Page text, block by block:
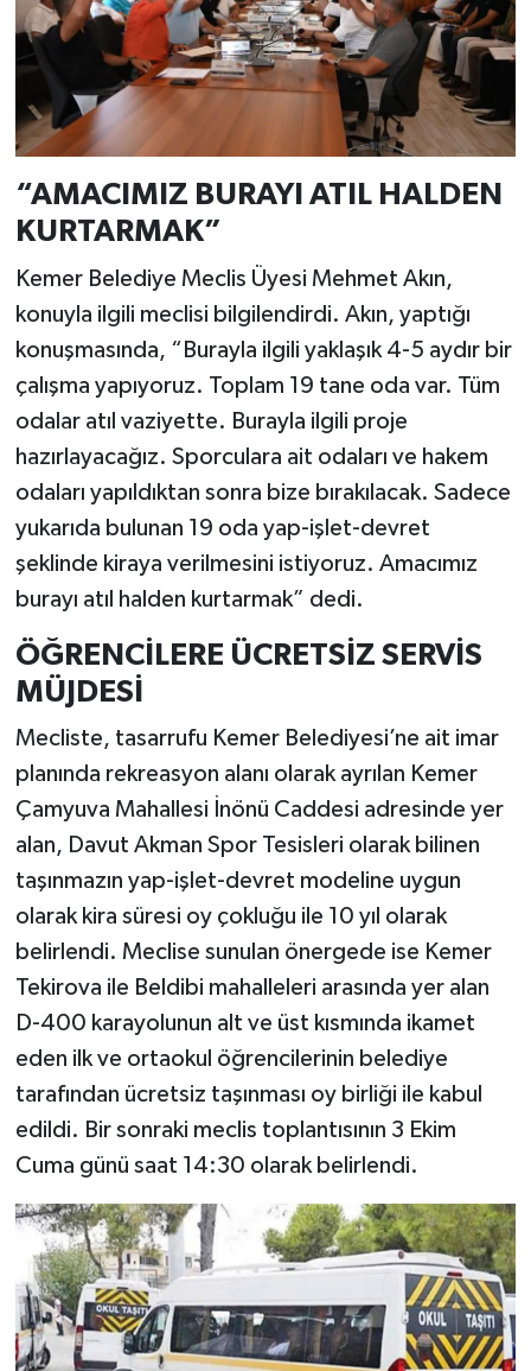
“AMACIMIZ BURAYI ATIL HALDEN
KURTARMAK”
Kemer Belediye Meclis Üyesi Mehmet Akın,
konuyla ilgili meclisi bilgilendirdi. Akın, yaptığı
konuşmasında, “Burayla ilgili yaklaşık 4-5 aydır bir
çalışma yapıyoruz. Toplam 19 tane oda var. Tüm
odalar atıl vaziyette. Burayla ilgili proje
hazırlayacağız. Sporculara ait odaları ve hakem
odaları yapıldıktan sonra bize bırakılacak. Sadece
yukarıda bulunan 19 oda yap-işlet-devret
şeklinde kiraya verilmesini istiyoruz. Amacımız
burayı atıl halden kurtarmak” dedi.
ÖĞRENCİLERE ÜCRETSİZ SERVİS
MÜJDESİ
Mecliste, tasarrufu Kemer Belediyesi’ne ait imar
planında rekreasyon alanı olarak ayrılan Kemer
Çamyuva Mahallesi İnönü Caddesi adresinde yer
alan, Davut Akman Spor Tesisleri olarak bilinen
taşınmazın yap-işlet-devret modeline uygun
olarak kira süresi oy çokluğu ile 10 yıl olarak
belirlendi. Meclise sunulan önergede ise Kemer
Tekirova ile Beldibi mahalleleri arasında yer alan
D-400 karayolunun alt ve üst kısmında ikamet
eden ilk ve ortaokul öğrencilerinin belediye
tarafından ücretsiz taşınması oy birliği ile kabul
edildi. Bir sonraki meclis toplantısının 3 Ekim
Cuma günü saat 14:30 olarak belirlendi.